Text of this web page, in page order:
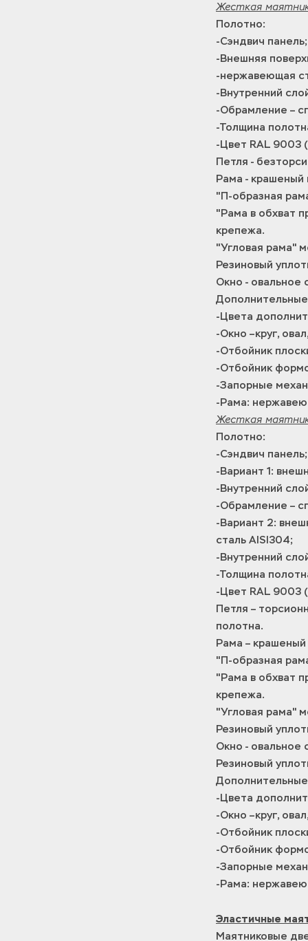
Жесткая
Полотно:
-Сэндвич панель;
-Внешняя
-нержавеющая
-Внутренний
-Обрамление –
-Толщина
-Цвет RAL 9003
Петля -
Рама - крашеный
"П-образная
"Рама в обхват
крепежа.
"Угловая рама"
Резиновый
Окно -
-Цвета
-Окно –круг,
-Отбойник
-Отбойник
-Запорные
-Рама:
Жесткая
Полотно:
-Сэндвич панель;
-Вариант 1:
-Внутренний
-Обрамление –
-Вариант 2:
сталь AISI304;
-Внутренний
-Толщина
-Цвет RAL 9003
Петля –
полотна.
Рама –
"П-образная
"Рама в обхват
крепежа.
"Угловая рама"
Резиновый
Окно -
Резиновый
-Цвета
-Окно –круг,
-Отбойник
-Отбойник
-Запорные
-Рама:
Эластичные
Маятниковые